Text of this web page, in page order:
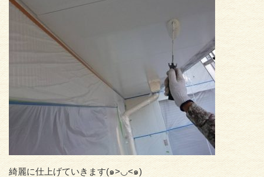
綺麗に仕上げていきます(๑>◡<๑)